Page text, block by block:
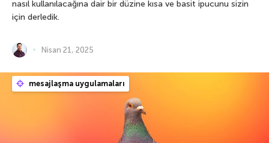
nasıl kullanılacağına dair bir düzine kısa ve basit ipucunu sizin
için derledik.
Nisan 21, 2025
mesajlaşma uygulamaları